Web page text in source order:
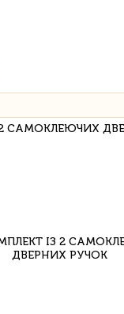
2 САМОКЛЕЮЧИХ